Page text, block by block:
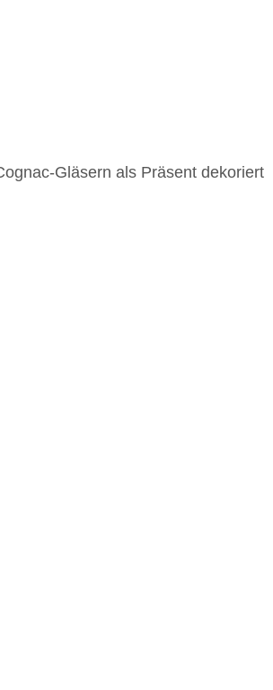
Gläsern als Präsent dekoriert